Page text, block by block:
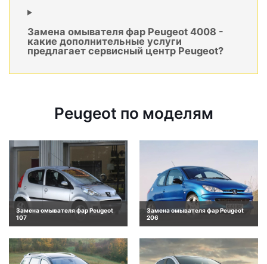
Замена омывателя фар Peugeot 4008 -
какие дополнительные услуги
предлагает сервисный центр Peugeot?
Peugeot по моделям
Замена омывателя фар Peugeot
107
Замена омывателя фар Peugeot
206